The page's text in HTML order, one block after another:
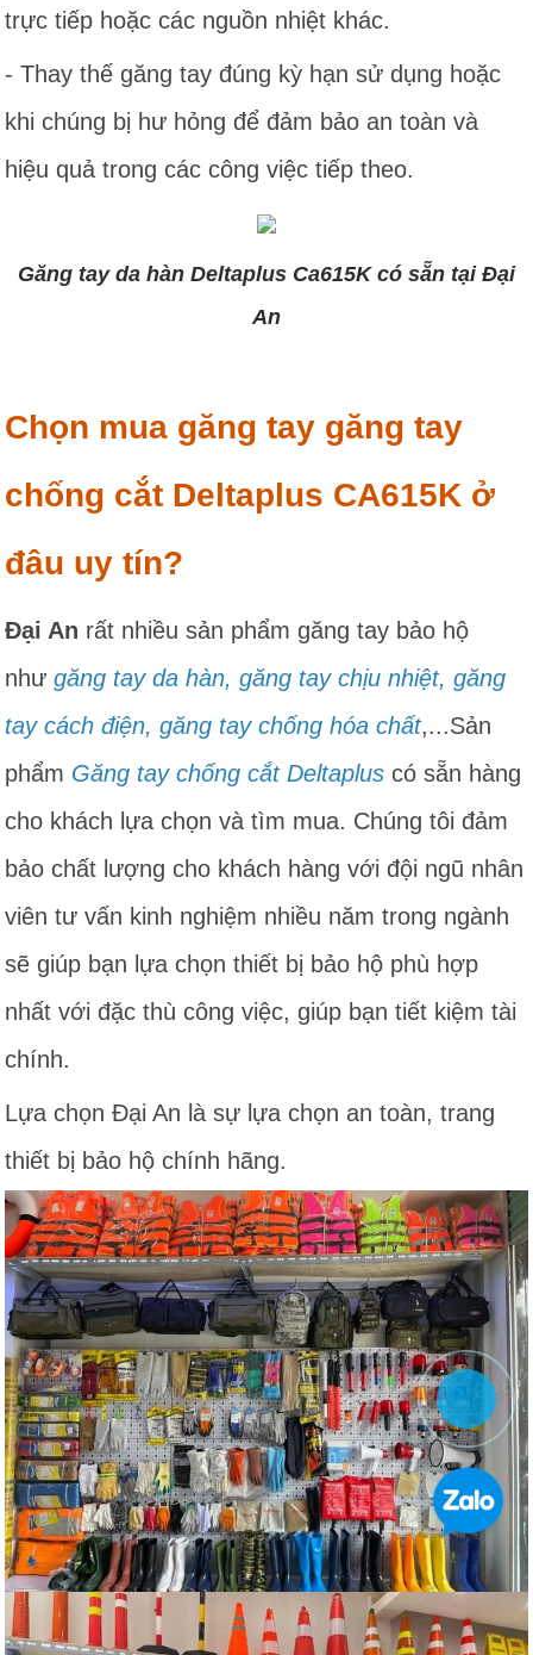
trực tiếp hoặc các nguồn nhiệt khác.
- Thay thế găng tay đúng kỳ hạn sử dụng hoặc
khi chúng bị hư hỏng để đảm bảo an toàn và
hiệu quả trong các công việc tiếp theo.
Găng tay da hàn Deltaplus Ca615K có sẵn tại Đại
An
Chọn mua găng tay găng tay
chống cắt Deltaplus CA615K ở
đâu uy tín?
Đại An rất nhiều sản phẩm găng tay bảo hộ
nhưgăng tay da hàn,găng tay chịu nhiệt,găng
tay cách điện,găng tay chống hóa chất,...Sản
phẩm Găng tay chống cắt Deltaplus có sẵn hàng
cho khách lựa chọn và tìm mua. Chúng tôi đảm
bảo chất lượng cho khách hàng với đội ngũ nhân
viên tư vấn kinh nghiệm nhiều năm trong ngành
sẽ giúp bạn lựa chọn thiết bị bảo hộ phù hợp
nhất với đặc thù công việc, giúp bạn tiết kiệm tài
chính.
Lựa chọn Đại An là sự lựa chọn an toàn, trang
thiết bị bảo hộ chính hãng.